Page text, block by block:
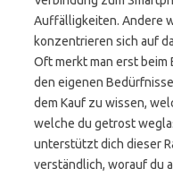
Auffälligkeiten. Andere
konzentrieren sich auf
Oft merkt man erst beim
den eigenen
dem Kauf zu wissen,
welche du getrost
unterstützt dich dieser
verständlich, worauf du